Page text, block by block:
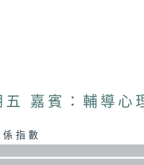
嘉賓：輔導心
指數